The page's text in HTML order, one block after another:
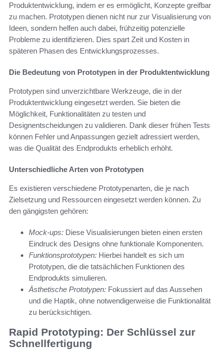
Produktentwicklung, indem er es ermöglicht, Konzepte greifbar
zu machen. Prototypen dienen nicht nur zur Visualisierung von
Ideen, sondern helfen auch dabei, frühzeitig potenzielle
Probleme zu identifizieren. Dies spart Zeit und Kosten in
späteren Phasen des Entwicklungsprozesses.
Die Bedeutung von Prototypen in der Produktentwicklung
Prototypen sind unverzichtbare Werkzeuge, die in der
Produktentwicklung eingesetzt werden. Sie bieten die
Möglichkeit, Funktionalitäten zu testen und
Designentscheidungen zu validieren. Dank dieser frühen Tests
können Fehler und Anpassungen gezielt adressiert werden,
was die Qualität des Endprodukts erheblich erhöht.
Unterschiedliche Arten von Prototypen
Es existieren verschiedene Prototypenarten, die je nach
Zielsetzung und Ressourcen eingesetzt werden können. Zu
den gängigsten gehören:
Mock-ups: Diese Visualisierungen bieten einen ersten
Eindruck des Designs ohne funktionale Komponenten.
Funktionsprototypen: Hierbei handelt es sich um
Prototypen, die die tatsächlichen Funktionen des
Endprodukts simulieren.
Ästhetische Prototypen: Fokussiert auf das Aussehen
und die Haptik, ohne notwendigerweise die Funktionalität
zu berücksichtigen.
Rapid Prototyping: Der Schlüssel zur
Schnellfertigung